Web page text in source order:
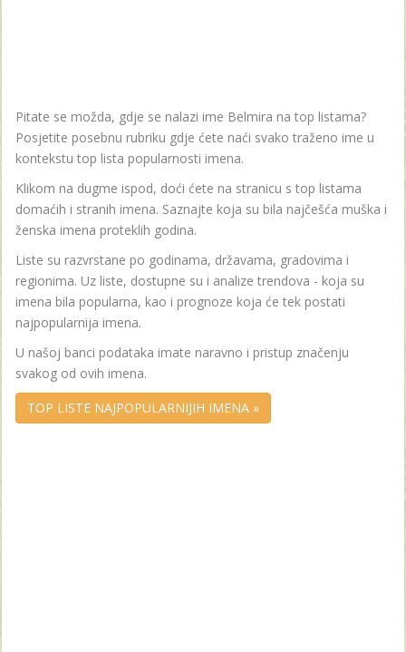
Pitate se možda, gdje se nalazi ime Belmira na top listama?
Posjetite posebnu rubriku gdje ćete naći svako traženo ime u
kontekstu top lista popularnosti imena.
Klikom na dugme ispod, doći ćete na stranicu s top listama
domaćih i stranih imena. Saznajte koja su bila najčešća muška i
ženska imena proteklih godina.
Liste su razvrstane po godinama, državama, gradovima i
regionima. Uz liste, dostupne su i analize trendova - koja su
imena bila popularna, kao i prognoze koja će tek postati
najpopularnija imena.
U našoj banci podataka imate naravno i pristup značenju
svakog od ovih imena.
TOP LISTE NAJPOPULARNIJIH IMENA »